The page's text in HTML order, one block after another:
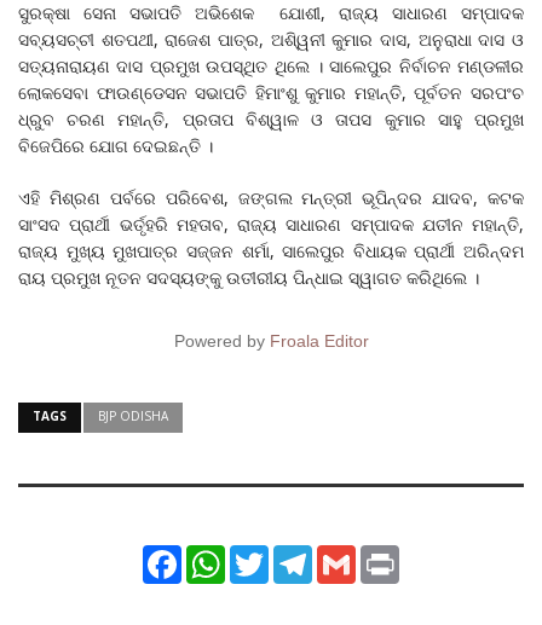
ସୁରକ୍ଷା ସେନା ସଭାପତି ଅଭିଶେକ ଯୋଶୀ, ରାଜ୍ୟ ସାଧାରଣ ସମ୍ପାଦକ
ସବ୍ୟସଚ୍ଚୀ ଶତପଥୀ, ରାଜେଶ ପାତ୍ର, ଅଶି୍ୱନୀ କୁମାର ଦାସ, ଅନୁରାଧା ଦାସ ଓ
ସତ୍ୟନାରାୟଣ ଦାସ ପ୍ରମୁଖ ଉପସ୍ଥିତ ଥିଲେ । ସାଲେପୁର ନିର୍ବାଚନ ମଣ୍ଡଳୀର
ଲୋକସେବା ଫାଉଣ୍ଡେସନ ସଭାପତି ହିମାଂଶୁ କୁମାର ମହାନ୍ତି, ପୂର୍ବତନ ସରପଂଚ
ଧ୍ରୁବ ଚରଣ ମହାନ୍ତି, ପ୍ରତାପ ବିଶ୍ୱାଳ ଓ ତାପସ କୁମାର ସାହୁ ପ୍ରମୁଖ
ବିଜେପିରେ ଯୋଗ ଦେଇଛନ୍ତି ।
ଏହି ମିଶ୍ରଣ ପର୍ବରେ ପରିବେଶ, ଜଙ୍ଗଲ ମନ୍ତ୍ରୀ ଭୂପିନ୍ଦର ଯାଦବ, କଟକ
ସାଂସଦ ପ୍ରାର୍ଥୀ ଭର୍ତୃହରି ମହତାବ, ରାଜ୍ୟ ସାଧାରଣ ସମ୍ପାଦକ ଯତୀନ ମହାନ୍ତି,
ରାଜ୍ୟ ମୁଖ୍ୟ ମୁଖପାତ୍ର ସଜ୍ଜନ ଶର୍ମା, ସାଲେପୁର ବିଧାୟକ ପ୍ରାର୍ଥୀ ଅରିନ୍ଦମ
ରାୟ ପ୍ରମୁଖ ନୂତନ ସଦସ୍ୟଙ୍କୁ ଉତୀରୀୟ ପିନ୍ଧାଇ ସ୍ୱାଗତ କରିଥିଲେ ।
Powered by Froala Editor
TAGS BJP ODISHA
FacebookWhatsApp
TwitterTelegram
Gmail